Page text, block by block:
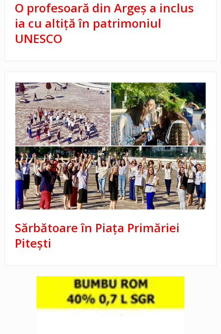
O profesoară din Argeș a inclus
ia cu altiță în patrimoniul
UNESCO
Sărbătoare în Piața Primăriei
Pitești